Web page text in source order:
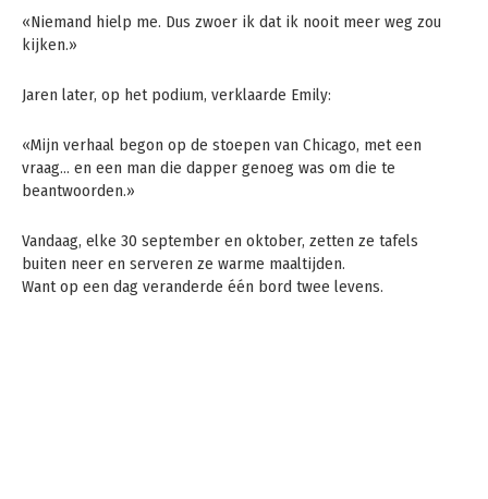
«Niemand hielp me. Dus zwoer ik dat ik nooit meer weg zou
kijken.»
Jaren later, op het podium, verklaarde Emily:
«Mijn verhaal begon op de stoepen van Chicago, met een
vraag… en een man die dapper genoeg was om die te
beantwoorden.»
Vandaag, elke 30 september en oktober, zetten ze tafels
buiten neer en serveren ze warme maaltijden.
Want op een dag veranderde één bord twee levens.